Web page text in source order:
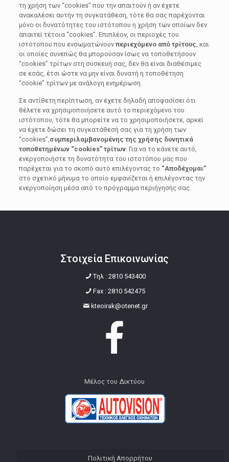
τη χρήση των “cookies” που την απαιτούν ή αν έχετε
ανακαλέσει αυτήν τη συγκατάθεση, τότε θα σας παρέχονται
μόνο οι δυνατότητες του ιστότοπου η χρήση των οποίων δεν
απαιτεί τέτοια “cookies”. Επιπλέον, οι περιοχές του
ιστότοπου που ενσωματώνουν περιεχόμενο από τρίτους , και
οι οποίες συνεπώς θα μπορούσαν ίσως να τοποθετήσουν
“cookies” τρίτων στη συσκευή σας, δεν θα είναι διαθέσιμες
σε εσάς, έτσι ώστε να μην είναι δυνατή η τοποθέτηση
“cookie” τρίτων με ανάλογη ενημέρωση.
Σε αντίθετη περίπτωση, αν έχετε δηλαδή αποφασίσει ότι
θέλετε να χρησιμοποιήσετε αυτό το περιεχόμενο του
ιστότοπου, τότε θα μπορείτε να το χρησιμοποιήσετε, αρκεί
να έχετε δώσει τη συγκατάθεσή σας για τη χρήση των
“cookies”, συμπεριλαμβανομένης της χρήσης δυνητικά
τοποθετημένων “cookies” τρίτων. Για να το κάνετε αυτό,
ενεργοποιήστε τη δυνατότητα του ιστοτόπου μας που
παρέχεται για το σκοπό αυτό επιλέγοντας το “Αποδέχομαι”
στο σχετικό μήνυμα το οποίο εμφανίζεται ή επιλέγοντας την
ενεργοποίηση μέσα από το πρόγραμμα περιήγησής σας.
Στοιχεία Επικοινωνίας
Tηλ : 2810 543400
Fax : 2810 542475
kteoirak@otenet.gr
Μέλος του Δικτύου
Πολιτική Απορρήτου